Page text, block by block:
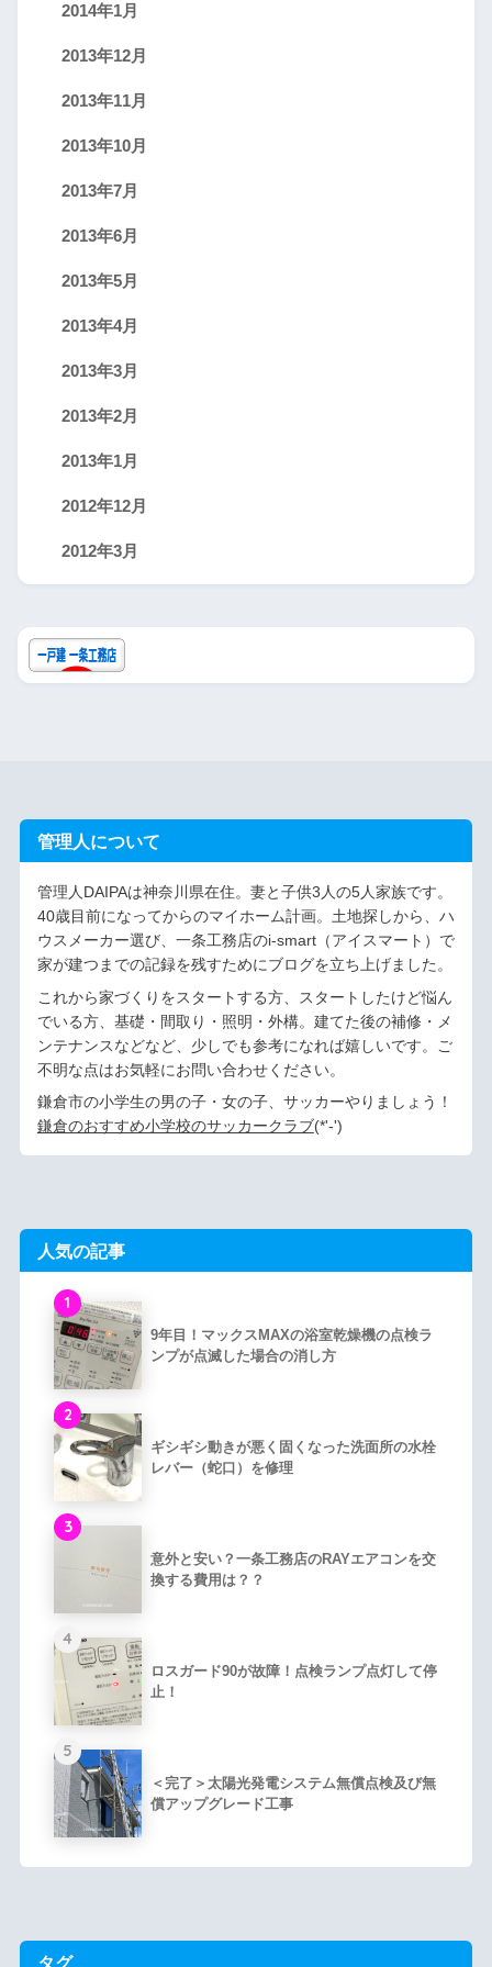
2014年1月
2013年12月
2013年11月
2013年10月
2013年7月
2013年6月
2013年5月
2013年4月
2013年3月
2013年2月
2013年1月
2012年12月
2012年3月
管理人について
管理人DAIPAは神奈川県在住。妻と子供3人の5人家族です。
40歳目前になってからのマイホーム計画。土地探しから、ハ
ウスメーカー選び、一条工務店のi-smart（アイスマート）で
家が建つまでの記録を残すためにブログを立ち上げました。
これから家づくりをスタートする方、スタートしたけど悩ん
でいる方、基礎・間取り・照明・外構。建てた後の補修・メ
ンテナンスなどなど、少しでも参考になれば嬉しいです。ご
不明な点はお気軽にお問い合わせください。
鎌倉市の小学生の男の子・女の子、サッカーやりましょう！
鎌倉のおすすめ小学校のサッカークラブ(*'-')ゞ
人気の記事
1
9年目！マックスMAXの浴室乾燥機の点検ラ
ンプが点滅した場合の消し方
2
ギシギシ動きが悪く固くなった洗面所の水栓
レバー（蛇口）を修理
3
意外と安い？一条工務店のRAYエアコンを交
換する費用は？？
4
ロスガード90が故障！点検ランプ点灯して停
止！
5
＜完了＞太陽光発電システム無償点検及び無
償アップグレード工事